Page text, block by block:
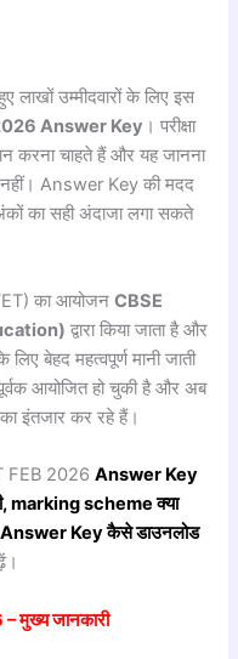
लाखों उम्मीदवारों के लिए इस
Answer Key । परीक्षा
करना चाहते हैं और यह जानना
नहीं। Answer Key की मदद
का सही अंदाजा लगा सकते
का आयोजनCBSE
द्वारा किया जाता है और
बेहद महत्वपूर्ण मानी जाती
आयोजित हो चुकी है और अब
इंतजार कर रहे हैं।
FEB 2026Answer Key
marking scheme क्या
Key कैसे डाउनलोड
–मुख्यजानकारी